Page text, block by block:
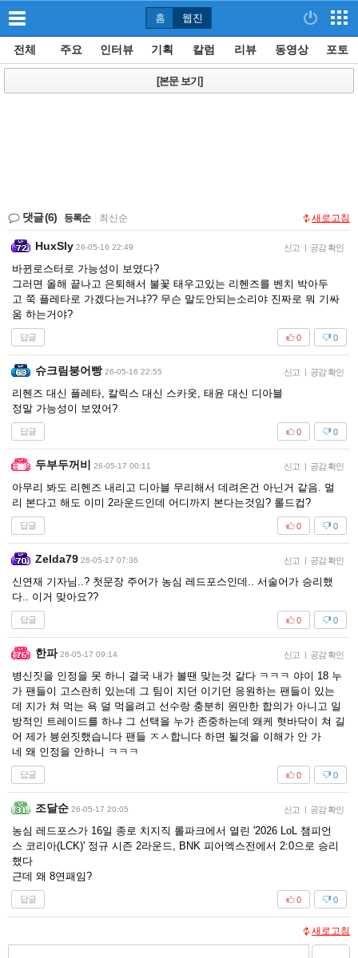
홈 웹진
전체 주요 인터뷰 기획 칼럼 리뷰 동영상 포토
[본문 보기]
댓글(6) 등록순 최신순 새로고침
HuxSly 26-05-16 22:49 신고 | 공감 확인
바뀐로스터로 가능성이 보였다?
그러면 올해 끝나고 은퇴해서 불꽃 태우고있는 리헨즈를 벤치 박아두
고 쭉 플레타로 가겠다는거냐?? 무슨 말도안되는소리야 진짜로 뭐 기싸
움 하는거야?
답글 0
0
슈크림붕어빵 26-05-16 22:55 신고 | 공감 확인
리헨즈 대신 플레타, 칼릭스 대신 스카웃, 태윤 대신 디아블
정말 가능성이 보였어?
답글 0
0
두부두꺼비 26-05-17 00:11 신고 | 공감 확인
아무리 봐도 리헨즈 내리고 디아블 무리해서 데려온건 아닌거 같음. 멀
리 본다고 해도 이미 2라운드인데 어디까지 본다는것임? 롤드컵?
답글 0
0
Zelda79 26-05-17 07:36 신고 | 공감 확인
신연재 기자님..? 첫문장 주어가 농심 레드포스인데.. 서술어가 승리했
다.. 이거 맞아요??
답글 0
0
한파 26-05-17 09:14 신고 | 공감 확인
병신짓을 인정을 못 하니 결국 내가 볼땐 맞는것 같다 ㅋㅋㅋ 야이 18 누
가 팬들이 고스란히 있는데 그 팀이 지던 이기던 응원하는 팬들이 있는
데 지가 쳐 먹는 욕 덜 먹을려고 선수랑 충분히 원만한 합의가 아니고 일
방적인 트레이드를 하냐 그 선택을 누가 존중하는데 왜케 혓바닥이 쳐 길
어 제가 븅쉰짓했습니다 팬들 ㅈㅅ합니다 하면 될것을 이해가 안 가
네 왜 인정을 안하니 ㅋㅋㅋ
답글 0
0
조달순 26-05-17 20:05 신고 | 공감 확인
농심 레드포스가 16일 종로 치지직 롤파크에서 열린 '2026 LoL 챔피언
스 코리아(LCK)' 정규 시즌 2라운드, BNK 피어엑스전에서 2:0으로 승리
했다
근데 왜 8연패임?
답글 0
0
새로고침